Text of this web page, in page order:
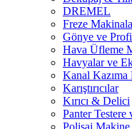
DREMEL
Freze
Gönye ve
Hava Üfleme
Havyalar ve
Kanal
Karıştırıcılar
Kırıcı & Delici
Panter Testere
Polisaj Makine